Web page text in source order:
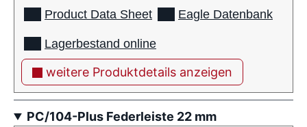
Product Data Sheet Eagle Datenbank
Lagerbestand online
weitere Produktdetails anzeigen
PC/104-Plus Federleiste 22 mm